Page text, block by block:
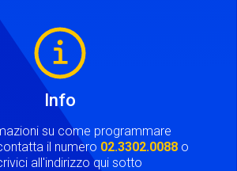
Info
su come programmare
il numero 02.3302.0088 o
all'indirizzo qui sotto